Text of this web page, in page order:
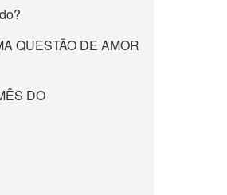
QUESTÃO DE AMOR
DO